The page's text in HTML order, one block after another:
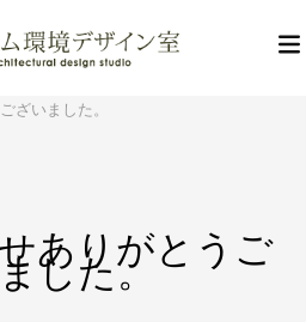
ざいました。
ありがとうご
した。